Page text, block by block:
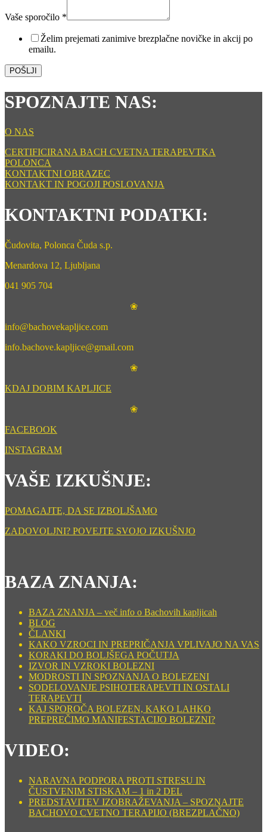
email
Vaše sporočilo *
Želim prejemati zanimive brezplačne novičke in akcij po
emailu.
POŠLJI
SPOZNAJTE NAS:
O NAS
CERTIFICIRANA BACH CVETNA TERAPEVTKA
POLONCA
KONTAKTNI OBRAZEC
KONTAKT IN POGOJI POSLOVANJA
KONTAKTNI PODATKI:
Čudovita, Polonca Čuda s.p.
Menardova 12, Ljubljana
041 905 704
❀
info@bachovekapljice.com
info.bachove.kapljice@gmail.com
❀
KDAJ DOBIM KAPLJICE
❀
FACEBOOK
INSTAGRAM
VAŠE IZKUŠNJE:
POMAGAJTE, DA SE IZBOLJŠAMO
ZADOVOLJNI? POVEJTE SVOJO IZKUŠNJO
BAZA ZNANJA:
BAZA ZNANJA – več info o Bachovih kapljicah
BLOG
ČLANKI
KAKO VZROCI IN PREPRIČANJA VPLIVAJO NA VAS
KORAKI DO BOLJŠEGA POČUTJA
IZVOR IN VZROKI BOLEZNI
MODROSTI IN SPOZNANJA O BOLEZENI
SODELOVANJE PSIHOTERAPEVTI IN OSTALI
TERAPEVTI
KAJ SPOROČA BOLEZEN, KAKO LAHKO
PREPREČIMO MANIFESTACIJO BOLEZNI?
VIDEO:
NARAVNA PODPORA PROTI STRESU IN
ČUSTVENIM STISKAM – 1 in 2 DEL
PREDSTAVITEV IZOBRAŽEVANJA – SPOZNAJTE
BACHOVO CVETNO TERAPIJO (BREZPLAČNO)